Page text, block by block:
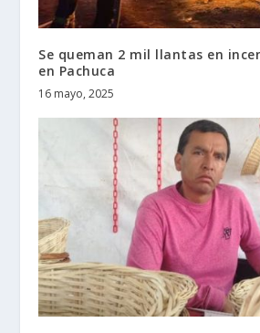
Se queman 2 mil llantas en
en Pachuca
16 mayo, 2025